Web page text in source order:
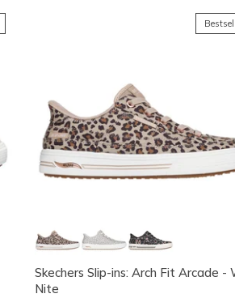
Skechers Slip-ins: Arch Fit Arcade -
Nite